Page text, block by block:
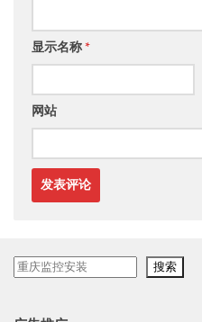
显示名称*
网站
搜
搜索